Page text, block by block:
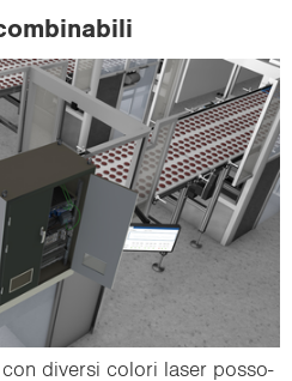
di­ver­si co­lo­ri laser pos­so­